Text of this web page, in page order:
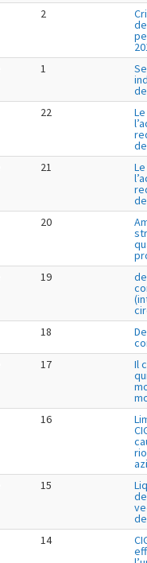
2
1
22
21
20
19
18
17 Il
16
15
14